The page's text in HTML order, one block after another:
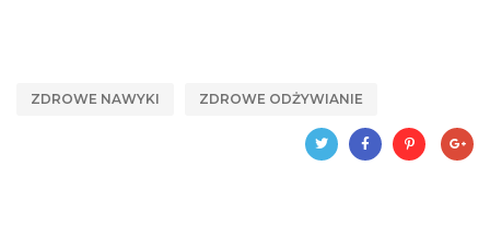
ZDROWE NAWYKI ZDROWE ODŻYWIANIE